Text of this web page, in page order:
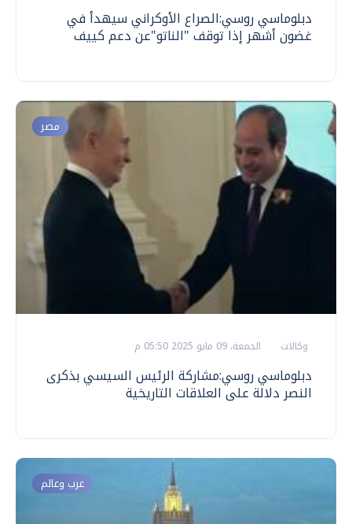
دبلوماسي روسي:الصراع الأوكراني سيهدأ في
غضون أشهر إذا توقف "الناتو"عن دعم كييف
مصر
وكالات الجمعة، 09 مايو 2025 05:50 م
دبلوماسي روسي:مشاركة الرئيس السيسي بذكرى
النصر دلالة على العلاقات التاريخية
عرب وعالم